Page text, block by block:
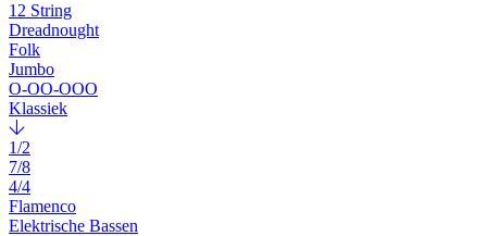
12 String
Dreadnought
Folk
Jumbo
O-OO-OOO
Klassiek
1/2
7/8
4/4
Flamenco
Elektrische Bassen